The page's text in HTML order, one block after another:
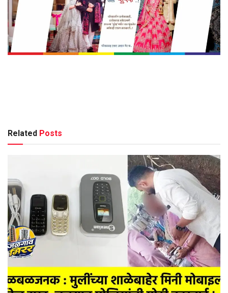
Related Posts